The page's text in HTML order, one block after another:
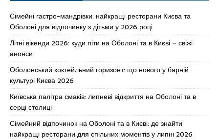
Сімейні гастро-мандрівки: найкращі ресторани Києва та
Оболоні для відпочинку з дітьми у 2026 році
Літні вікенди 2026: куди піти на Оболоні та в Києві – свіжі
анонси
Оболонський коктейльний горизонт: що нового у барній
культурі Києва 2026
Київська палітра смаків: липневі відкриття на Оболоні та в
серці столиці
Сімейний відпочинок на Оболоні та в Києві: де знайти
найкращі ресторани для спільних моментів у липні 2026